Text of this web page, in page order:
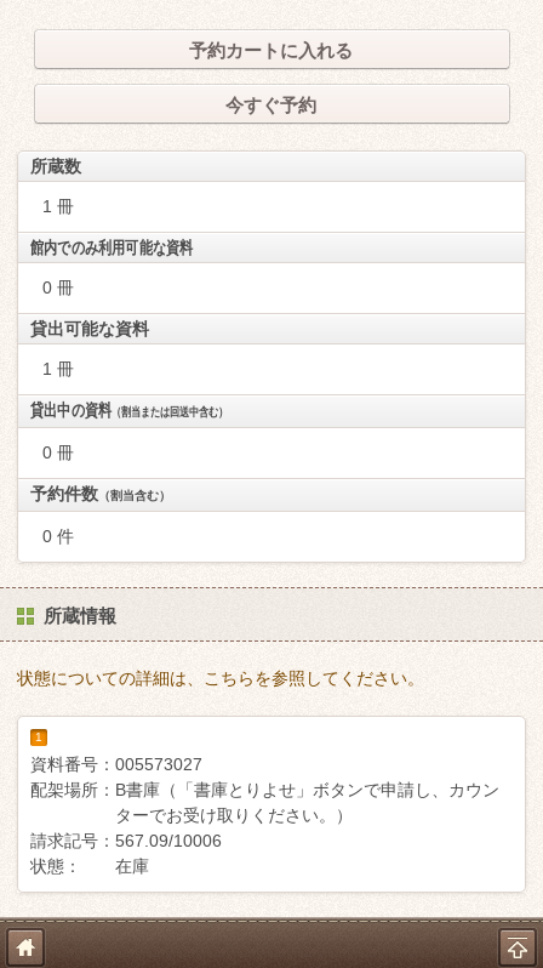
予約カートに入れる
今すぐ予約
所蔵数
1 冊
館内でのみ利用可能な資料
0 冊
貸出可能な資料
1 冊
貸出中の資料（割当または回送中含む）
0 冊
予約件数 （割当含む）
0 件
所蔵情報
状態についての詳細は、こちらを参照してください。
1
資料番号： 005573027
配架場所： B書庫（「書庫とりよせ」ボタンで申請し、カウン
ターでお受け取りください。）
請求記号： 567.09/10006
状態：
在庫